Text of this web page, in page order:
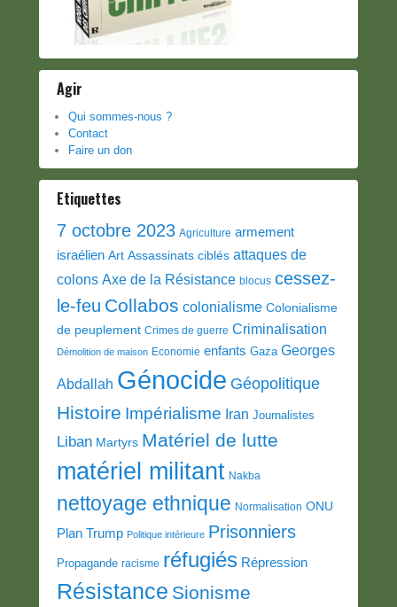
Agir
Qui sommes-nous ?
Contact
Faire un don
Etiquettes
7 octobre 2023 Agriculture armement
israélien Art Assassinats ciblés attaques de
colons Axe de la Résistance blocus cessez-
le-feu Collabos colonialisme Colonialisme
de peuplement Crimes de guerre Criminalisation
Démolition de maison Economie enfants Gaza Georges
Abdallah Génocide Géopolitique
Histoire Impérialisme Iran Journalistes
Liban Martyrs Matériel de lutte
matériel militant Nakba
nettoyage ethnique Normalisation ONU
Plan Trump Politique intérieure Prisonniers
Propagande racisme réfugiés Répression
Résistance Sionisme